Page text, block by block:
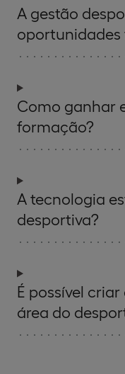
A gestão
oportunidades
Como ganhar
formação?
A tecnologia
desportiva?
É possível
área do